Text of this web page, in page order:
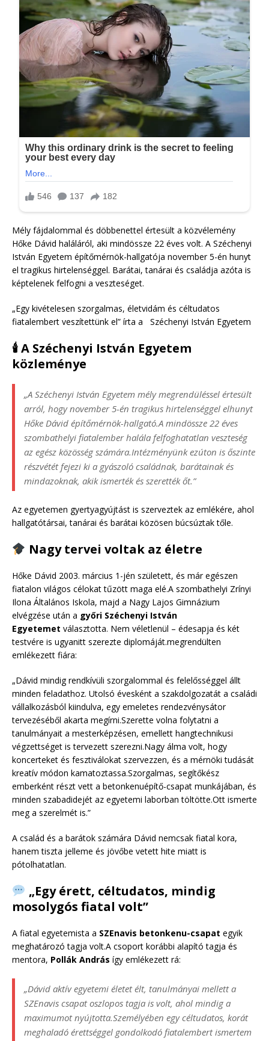
Mély fájdalommal és döbbenettel értesült a közvélemény
Hőke Dávid haláláról, aki mindössze 22 éves volt. A Széchenyi
István Egyetem építőmérnök-hallgatója november 5-én hunyt
el tragikus hirtelenséggel. Barátai, tanárai és családja azóta is
képtelenek felfogni a veszteséget.
„Egy kivételesen szorgalmas, életvidám és céltudatos
fiatalembert veszítettünk el” írta a Széchenyi István Egyetem
🕯 A Széchenyi István Egyetem
közleménye
„A Széchenyi István Egyetem mély megrendüléssel értesült
arról, hogy november 5-én tragikus hirtelenséggel elhunyt
Hőke Dávid építőmérnök-hallgató.A mindössze 22 éves
szombathelyi fiatalember halála felfoghatatlan veszteség
az egész közösség számára.Intézményünk ezúton is őszinte
részvétét fejezi ki a gyászoló családnak, barátainak és
mindazoknak, akik ismerték és szerették őt.”
Az egyetemen gyertyagyújtást is szerveztek az emlékére, ahol
hallgatótársai, tanárai és barátai közösen búcsúztak tőle.
Nagy tervei voltak az életre
Hőke Dávid 2003. március 1-jén született, és már egészen
fiatalon világos célokat tűzött maga elé.A szombathelyi Zrínyi
Ilona Általános Iskola, majd a Nagy Lajos Gimnázium
elvégzése után a győri Széchenyi István
Egyetemet választotta. Nem véletlenül – édesapja és két
testvére is ugyanitt szerezte diplomáját.megrendülten
emlékezett fiára:
„Dávid mindig rendkívüli szorgalommal és felelősséggel állt
minden feladathoz. Utolsó évesként a szakdolgozatát a családi
vállalkozásból kiindulva, egy emeletes rendezvénysátor
tervezéséből akarta megírni.Szerette volna folytatni a
tanulmányait a mesterképzésen, emellett hangtechnikusi
végzettséget is tervezett szerezni.Nagy álma volt, hogy
koncerteket és fesztiválokat szervezzen, és a mérnöki tudását
kreatív módon kamatoztassa.Szorgalmas, segítőkész
emberként részt vett a betonkenuépítő-csapat munkájában, és
minden szabadidejét az egyetemi laborban töltötte.Ott ismerte
meg a szerelmét is.”
A család és a barátok számára Dávid nemcsak fiatal kora,
hanem tiszta jelleme és jövőbe vetett hite miatt is
pótolhatatlan.
„Egy érett, céltudatos, mindig
mosolygós fiatal volt”
A fiatal egyetemista a SZEnavis betonkenu-csapat egyik
meghatározó tagja volt.A csoport korábbi alapító tagja és
mentora, Pollák András így emlékezett rá:
„Dávid aktív egyetemi életet élt, tanulmányai mellett a
SZEnavis csapat oszlopos tagja is volt, ahol mindig a
maximumot nyújtotta.Személyében egy céltudatos, korát
meghaladó érettséggel gondolkodó fiatalembert ismertem